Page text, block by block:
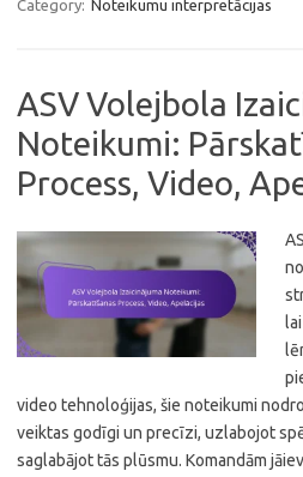
Category: Noteikumu interpretācijas
ASV Volejbola
Noteikumi:
Process, Video,
video tehnoloģijas, šie noteikumi
veiktas godīgi un precīzi, uzlabojot
saglabājot tās plūsmu. Komandām